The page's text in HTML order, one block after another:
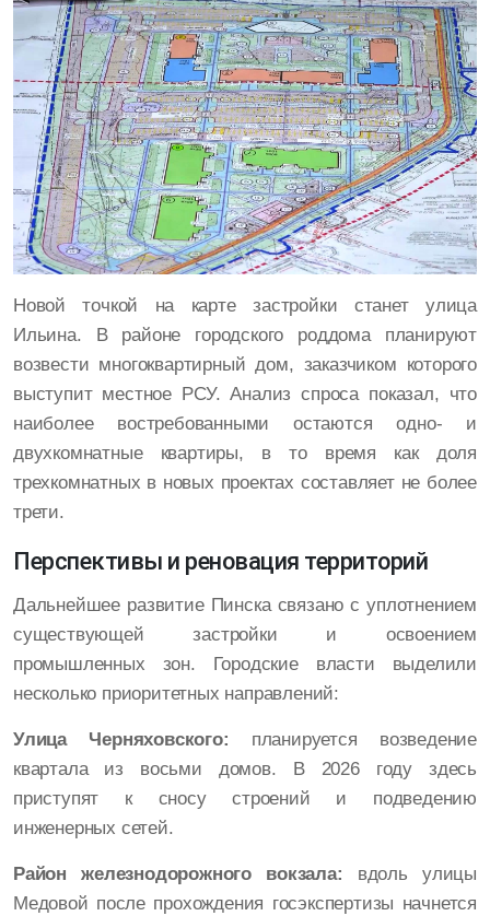
Новой точкой на карте застройки станет улица
Ильина. В районе городского роддома планируют
возвести многоквартирный дом, заказчиком которого
выступит местное РСУ. Анализ спроса показал, что
наиболее востребованными остаются одно- и
двухкомнатные квартиры, в то время как доля
трехкомнатных в новых проектах составляет не более
трети.
Перспективы и реновация территорий
Дальнейшее развитие Пинска связано с уплотнением
существующей застройки и освоением
промышленных зон. Городские власти выделили
несколько приоритетных направлений:
Улица Черняховского: планируется возведение
квартала из восьми домов. В 2026 году здесь
приступят к сносу строений и подведению
инженерных сетей.
Район железнодорожного вокзала: вдоль улицы
Медовой после прохождения госэкспертизы начнется